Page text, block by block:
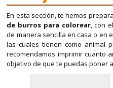
En esta sección, te hemos
de burros para colorear, con
de manera sencilla en casa o en
las cuales tienen como animal
recomendamos imprimir cuanto
objetivo de que te puedas poner